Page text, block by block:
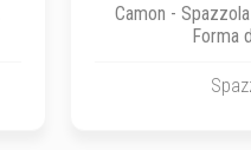
Camon -
Forma